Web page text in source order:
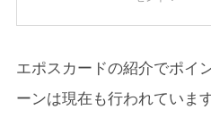
エポスカードの紹介でポイ
ーンは現在も行われています